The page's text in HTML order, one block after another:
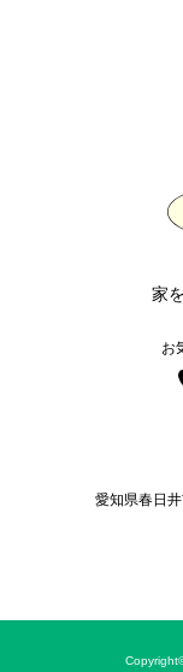
家
お
愛知県春日